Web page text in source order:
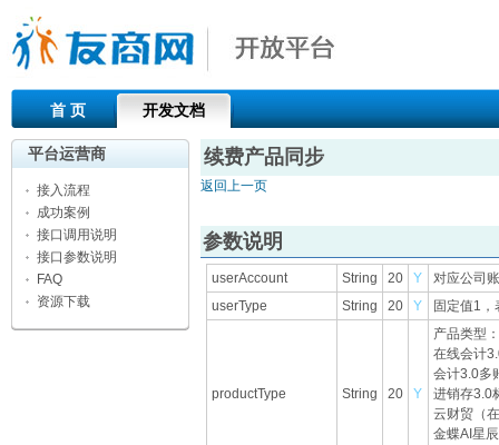
首 页 开发文档
续费产品同步
返回上一页
参数说明
userAccount String 20 Y
对应公司
userType
String 20 Y 固定值1
productType String 20 Y
产品类型：
在线会计
会计3.0多
进销存3.0
云财贸（
金蝶AI星
平台运营商
接入流程
成功案例
接口调用说明
接口参数说明
FAQ
资源下载